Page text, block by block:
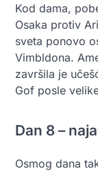
Kod dama,
Osaka protiv
sveta ponovo
Vimbldona.
završila je
Gof posle
Dan 8 –
Osmog dana